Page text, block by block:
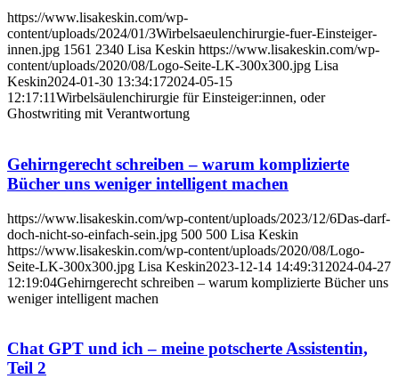
https://www.lisakeskin.com/wp-
content/uploads/2024/01/3Wirbelsaeulenchirurgie-fuer-Einsteiger-
innen.jpg 1561 2340 Lisa Keskin https://www.lisakeskin.com/wp-
content/uploads/2020/08/Logo-Seite-LK-300x300.jpg Lisa
Keskin2024-01-30 13:34:172024-05-15
12:17:11Wirbelsäulenchirurgie für Einsteiger:innen, oder
Ghostwriting mit Verantwortung
Gehirngerecht schreiben – warum komplizierte
Bücher uns weniger intelligent machen
https://www.lisakeskin.com/wp-content/uploads/2023/12/6Das-darf-
doch-nicht-so-einfach-sein.jpg 500 500 Lisa Keskin
https://www.lisakeskin.com/wp-content/uploads/2020/08/Logo-
Seite-LK-300x300.jpg Lisa Keskin2023-12-14 14:49:31 2024-04-27
12:19:04Gehirngerecht schreiben – warum komplizierte Bücher uns
weniger intelligent machen
Chat GPT und ich – meine potscherte Assistentin,
Teil 2